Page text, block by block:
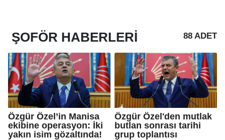
ŞOFÖR HABERLERI 88 ADET
Özgür Özel’in Manisa
ekibine operasyon: İki
yakın isim gözaltında!
Özgür Özel'den mutlak
butlan sonrası tarihi
grup toplantısı